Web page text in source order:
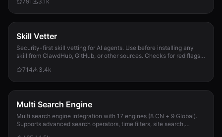
Skill Vetter
Security-first skill vetting for AI agents. Use before installing any
skill from ClawdHub, GitHub, or other sources. Checks for red flags,
714
3.4k
Multi Search Engine
Multi search engine integration with 17 engines (8 CN + 9 Global).
Supports advanced search operators, time filters, site search,